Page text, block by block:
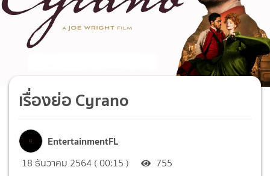
เรื่องย่อ Cyrano
EntertainmentFL
18 ธันวาคม 2564 ( 00:15 ) 755